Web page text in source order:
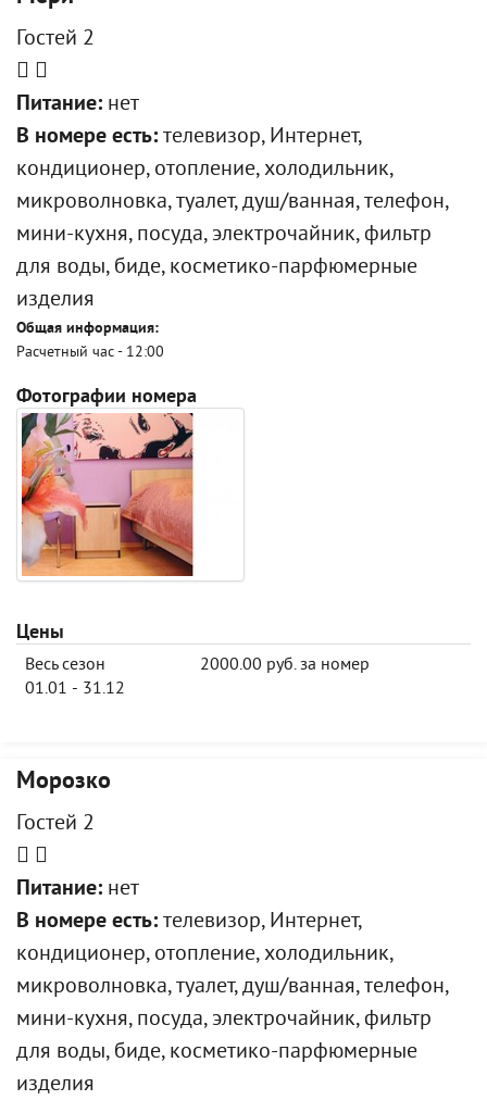
Гостей 2
Питание: нет
В номере есть: телевизор, Интернет,
кондиционер, отопление, холодильник,
микроволновка, туалет, душ/ванная, телефон,
мини-кухня, посуда, электрочайник, фильтр
для воды, биде, косметико-парфюмерные
изделия
Общая информация:
Расчетный час - 12:00
Фотографии номера
Цены
Весь сезон
01.01 - 31.12
2000.00 руб. за номер
Морозко
Гостей 2
Питание: нет
В номере есть: телевизор, Интернет,
кондиционер, отопление, холодильник,
микроволновка, туалет, душ/ванная, телефон,
мини-кухня, посуда, электрочайник, фильтр
для воды, биде, косметико-парфюмерные
изделия